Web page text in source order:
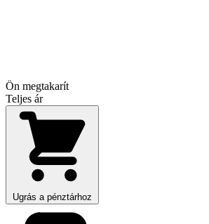
Ön megtakarít
Teljes ár
Ugrás a pénztárhoz